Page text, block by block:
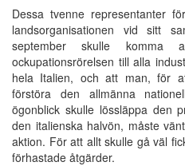
Dessa tvenne representanter
landsorganisationen vid sitt
september skulle komma
ockupationsrörelsen till alla
hela Italien, och att man, för
förstöra den allmänna
ögonblick skulle lössläppa den
den italienska halvön, måste
aktion. För att allt skulle gå väl
förhastade åtgärder.